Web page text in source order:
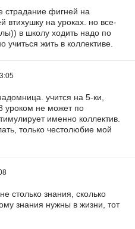
страдание фигней на
втихушку на уроках. но все-
в школу ходить надо по
учиться жить в коллективе.
учится на 5-ки,
уроком не может по
именно коллектив.
только честолюбие мой
столько знания, сколько
знания нужны в жизни, тот